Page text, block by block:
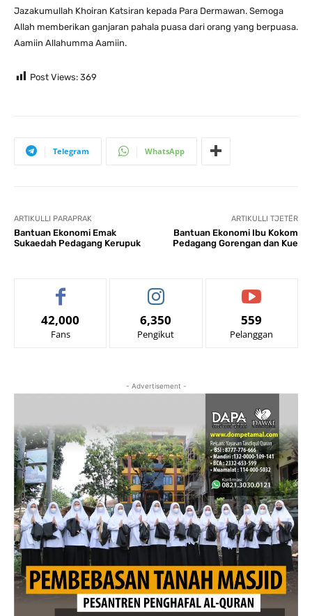
Jazakumullah Khoiran Katsiran kepada Para Dermawan. Semoga
Allah memberikan ganjaran pahala puasa dari orang yang berpuasa.
Aamiin Allahumma Aamiin.
Post Views: 369
Telegram WhatsApp
ARTIKULLI PARAPRAK
Bantuan Ekonomi Emak
Sukaedah Pedagang Kerupuk
ARTIKULLI TJETËR
Bantuan Ekonomi Ibu Kokom
Pedagang Gorengan dan Kue
42,000
Fans
6,350
Pengikut
559
Pelanggan
- Advertisement -